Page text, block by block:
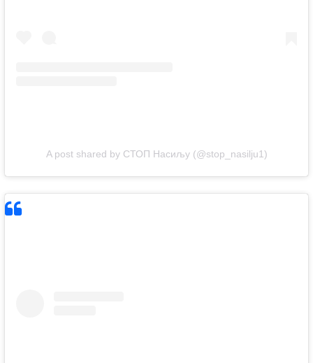
A post shared by СТОП Насиљу (@stop_nasilju1)